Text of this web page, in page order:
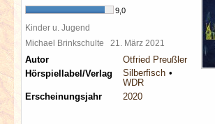
9,0
Kinder u. Jugend
Michael Brinkschulte 21. März 2021
Autor
Otfried Preußler
Hörspiellabel/Verlag
Silberfisch
WDR
Erscheinungsjahr
2020